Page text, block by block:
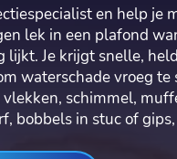
en help je
lek in een plafond
lijkt.​ Je krijgt snelle,
waterschade vroeg te
schimmel,
bobbels in stuc of